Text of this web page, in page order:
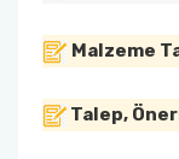
Malzeme
Talep,
İş Akış Takvimi